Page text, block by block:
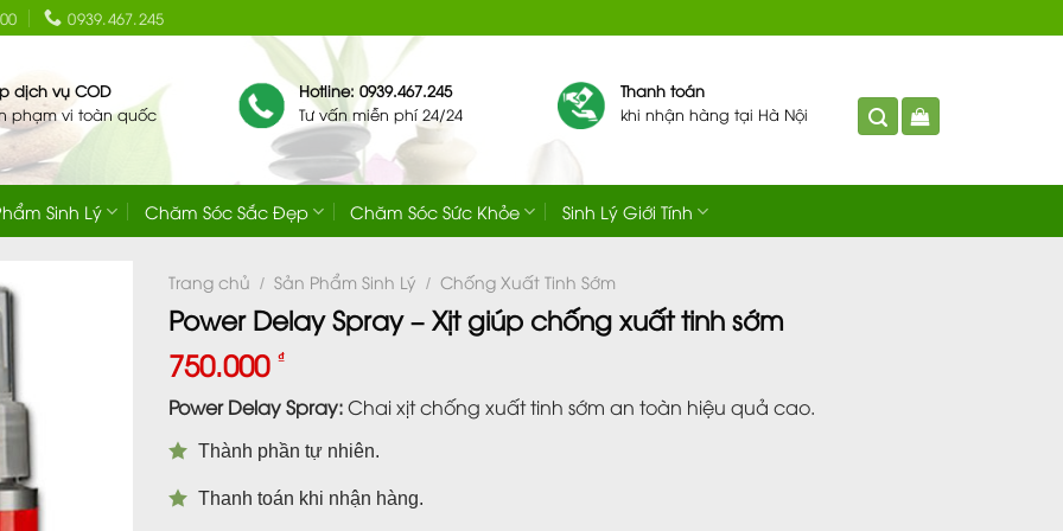
0939.467.245
dịch vụ COD
phạm vi toàn quốc
Hotline: 0939.467.245
Tư vấn miễn phí 24/24
Thanh toán
khi nhận hàng tại Hà Nội
Sinh Lý Chăm Sóc Sắc Đẹp Chăm Sóc Sức Khỏe Sinh Lý Giới Tính
Trang chủ / Sản Phẩm Sinh Lý / Chống Xuất Tinh Sớm
Power Delay Spray – Xịt giúp chống xuất tinh sớm
750.000 ₫
Power Delay Spray:Chai xịt chống xuất tinh sớm an toàn hiệu quả cao.
Thành phần tự nhiên.
Thanh toán khi nhận hàng.